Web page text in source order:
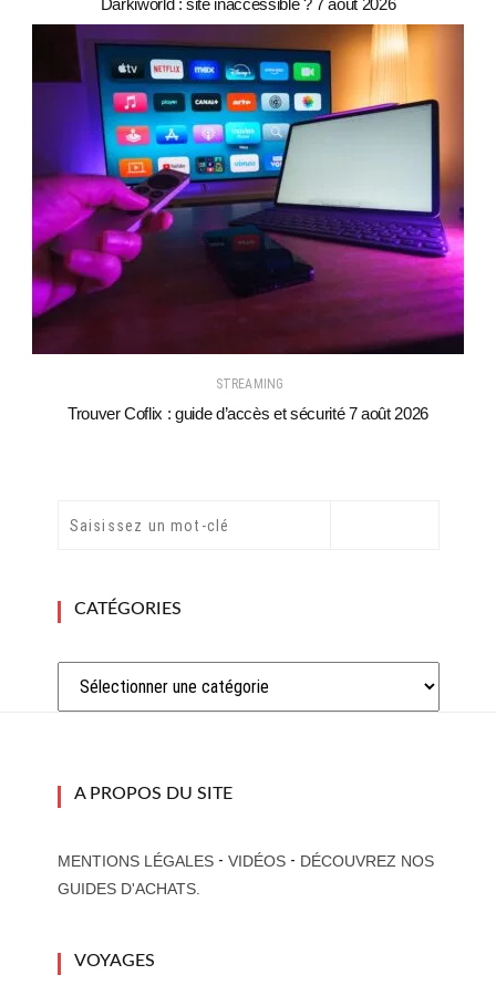
Darkiworld : site inaccessible ? 7 août 2026
STREAMING
Trouver Coflix : guide d’accès et sécurité 7 août 2026
CATÉGORIES
A PROPOS DU SITE
MENTIONS LÉGALES- VIDÉOS- DÉCOUVREZ NOS
GUIDES D'ACHATS.
VOYAGES